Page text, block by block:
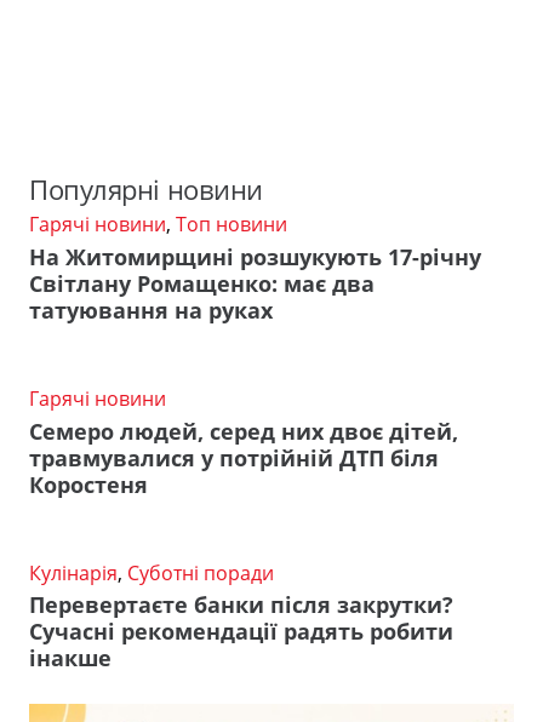
Популярні новини
Гарячі новини, Топ новини
На Житомирщині розшукують 17-річну
Світлану Ромащенко: має два
татуювання на руках
Гарячі новини
Семеро людей, серед них двоє дітей,
травмувалися у потрійній ДТП біля
Коростеня
Кулінарія, Суботні поради
Перевертаєте банки після закрутки?
Сучасні рекомендації радять робити
інакше